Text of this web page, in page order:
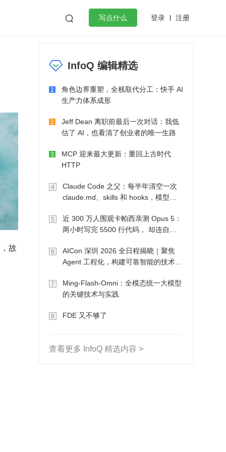
 写点什么 登录 注册
微服务架构 flutter
InfoQ 编辑精选
1
角色边界重塑，全栈取代分工：快手 AI
生产力体系成形
2
Jeff Dean 离职前最后一次对话：我低
估了 AI，也看清了创业者的唯一生路
3
MCP 迎来最大更新：重回上古时代
HTTP
4
Claude Code 之父：每半年清空一次
claude.md、skills 和 hooks，模型自
5
近 300 万人围观卡帕西亲测 Opus 5：
两小时写完 5500 行代码， 却连自己
6
AICon 深圳 2026 全日程揭晓｜聚焦
Agent 工程化，构建可靠智能的技术路
7
Ming-Flash-Omni：全模态统一大模型
的关键技术与实践
8 FDE 又不够了
查看更多 InfoQ 精选内容 >